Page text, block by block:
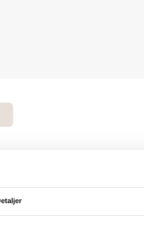
Et stort akrylmaleri med en
hvor den hvide sølvhejre
landskabet. Værket
den danske natur og ønsket